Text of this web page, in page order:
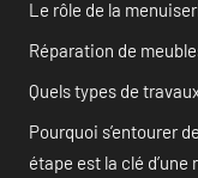
Le rôle de la
Réparation de
Quels types de
Pourquoi s’entourer
étape est la clé